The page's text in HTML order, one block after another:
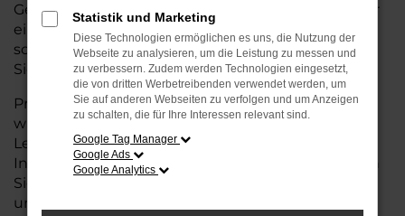
Gebrauchtwagen geht. Wir bieten Ihnen nicht nur
eine große Auswahl an geprüften Fahrzeugen,
sondern auch eine fachkundige Beratung, damit
Sie das für Sie passende Modell finden.
Profitieren Sie von unseren zusätzlichenServices
wie attraktiven Finanzierungsmöglichkeiten,
Leasingangeboten und der bequemen
Inzahlungnahme Ihres alten Fahrzeugs. Besuchen
Sie uns und überzeugen Sie sich von der Qualität
und dem Service, den wir Ihnen bieten!
Statistik und Marketing
Diese Technologien ermöglichen es uns, die Nutzung der
Webseite zu analysieren, um die Leistung zu messen und
zu verbessern. Zudem werden Technologien eingesetzt,
die von dritten Werbetreibenden verwendet werden, um
Sie auf anderen Webseiten zu verfolgen und um Anzeigen
zu schalten, die für Ihre Interessen relevant sind.
Google Tag Manager
Google Ads
Google Analytics